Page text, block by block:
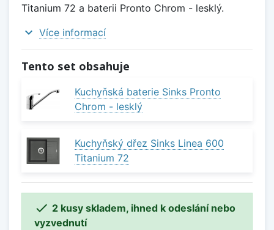
Titanium 72 a baterii Pronto Chrom - lesklý.
expand_more Více informací
Tento set obsahuje
Kuchyňská baterie Sinks Pronto
Chrom - lesklý
Kuchyňský dřez Sinks Linea 600
Titanium 72
 2 kusy skladem, ihned k odeslání nebo
vyzvednutí